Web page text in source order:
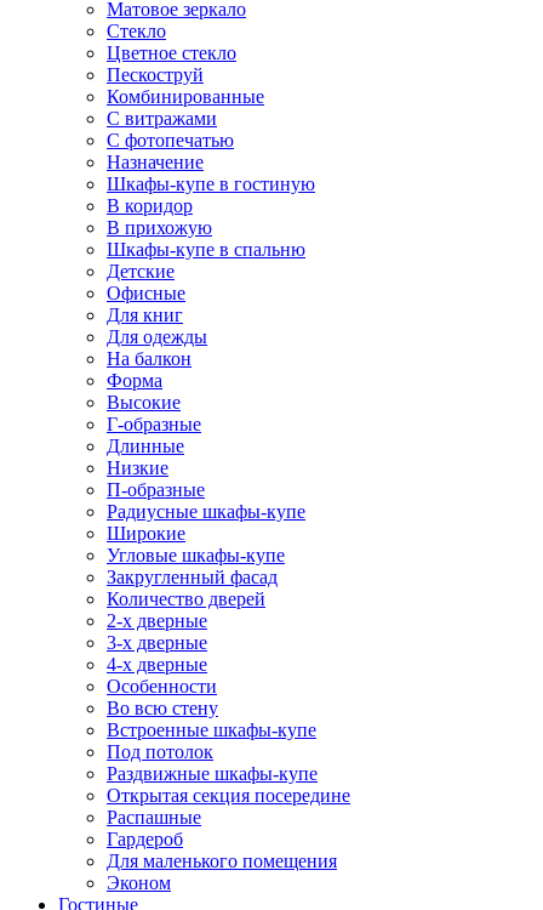
Матовое зеркало
Стекло
Цветное стекло
Пескоструй
Комбинированные
С витражами
С фотопечатью
Назначение
Шкафы-купе в гостиную
В коридор
В прихожую
Шкафы-купе в спальню
Детские
Офисные
Для книг
Для одежды
На балкон
Форма
Высокие
Г-образные
Длинные
Низкие
П-образные
Радиусные шкафы-купе
Широкие
Угловые шкафы-купе
Закругленный фасад
Количество дверей
2-х дверные
3-х дверные
4-х дверные
Особенности
Во всю стену
Встроенные шкафы-купе
Под потолок
Раздвижные шкафы-купе
Открытая секция посередине
Распашные
Гардероб
Для маленького помещения
Эконом
Гостиные